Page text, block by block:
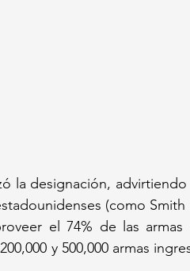
la designación,
(como
el 74% de las
y 500,000 armas